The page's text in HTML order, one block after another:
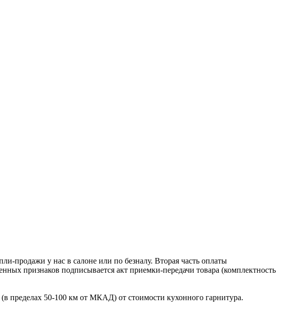
продажи у нас в салоне или по безналу. Вторая часть оплаты
признаков подписывается акт приемки-передачи товара (комплектность
пределах 50-100 км от МКАД) от стоимости кухонного гарнитура.